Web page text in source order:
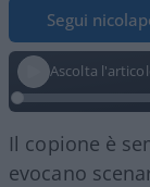
Segui
Ascolta
Il copione è
evocano